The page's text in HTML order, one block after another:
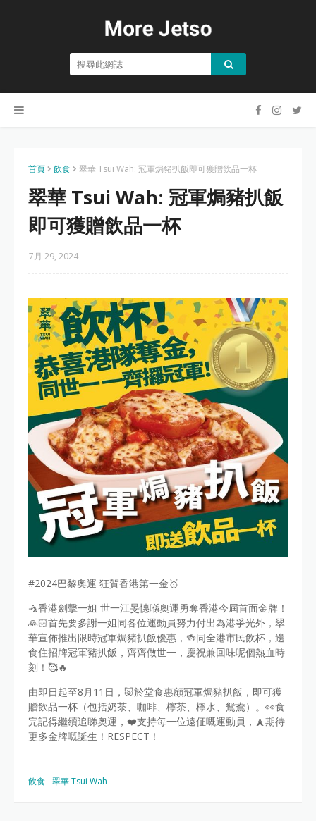
首頁 飲食 翠華 Tsui Wah: 冠軍焗豬扒飯即可獲贈飲品一杯
翠華 Tsui Wah: 冠軍焗豬扒飯
即可獲贈飲品一杯
7月 29, 2024
#2024巴黎奧運 狂賀香港第一金🥇
🤺香港劍擊一姐 世一江旻憓喺奧運勇奪香港今屆首面金牌！
🙏🏻首先要多謝一姐同各位運動員努力付出為港爭光外，翠
華宣佈推出限時冠軍焗豬扒飯優惠，🍻同全港市民飲杯，邊
食住招牌冠軍豬扒飯，齊齊做世一，慶祝兼回味呢個熱血時
刻！🥰🔥
由即日起至8月11日，🐷於堂食惠顧冠軍焗豬扒飯，即可獲
贈飲品一杯（包括奶茶、咖啡、檸茶、檸水、鴛鴦）。👀食
完記得繼續追睇奧運，❤️支持每一位遠佂嘅運動員，🗼期待
更多金牌嘅誕生！RESPECT！
飲食 翠華 Tsui Wah